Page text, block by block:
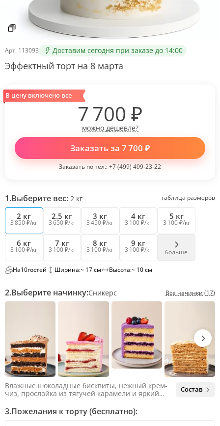
Арт. 113093 Доставим сегодня при заказе до 14:00
Эффектный торт на 8 марта
1.Выберите вес: 2 кг таблица размеров
2 кг
3 850 ₽/кг
2.5 кг
3 650 ₽/кг
3 кг
3 450 ₽/кг
4 кг
3 100 ₽/кг
5 кг
3 100 ₽/кг
6 кг
3 100 ₽/кг
7 кг
3 100 ₽/кг
8 кг
3 100 ₽/кг
9 кг
3 100 ₽/кг больше
На10гостей Ширина:~ 17 см Высота:~ 10 см
2.Выберите начинку:Сникерс Все начинки (17)
Влажные шоколадные бисквиты, нежный крем-
чиз, прослойка из тягучей карамели и яркий
яркий вкус шоколада и тягучей карамели, не
оставляя ни единого шанса остаться
Состав
3.Пожелания к торту (бесплатно):
В цену включено все
7 700 ₽
можно дешевле?
Заказать за 7 700 ₽
Заказать по тел.:+7 (499) 499-23-22